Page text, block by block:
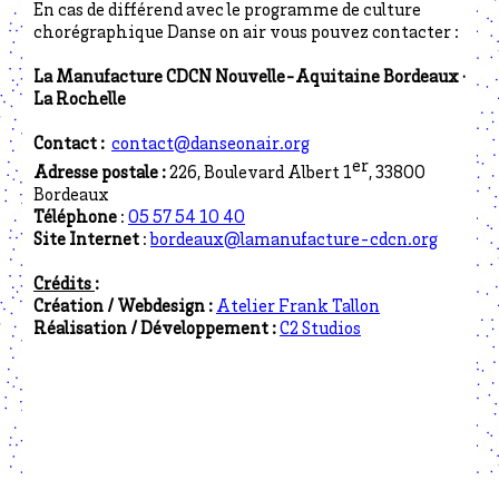
En cas de différend avec le programme de culture
chorégraphique Danse on air vous pouvez contacter :
La Manufacture CDCN Nouvelle-Aquitaine Bordeaux ·
La Rochelle
Contact : contact@danseonair.org
Adresse postale :226, Boulevard Albert 1er, 33800
Bordeaux
Téléphone : 05 57 54 10 40
Site Internet : bordeaux@lamanufacture-cdcn.org
Crédits :
Création / Webdesign : Atelier Frank Tallon
Réalisation / Développement :C2 Studios